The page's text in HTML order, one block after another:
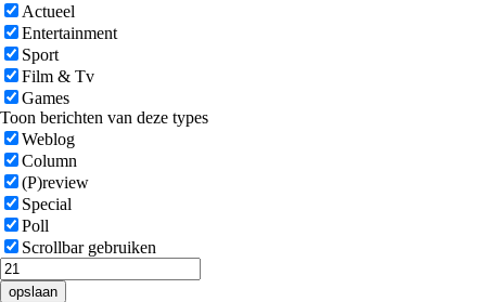
Actueel
Entertainment
Sport
Film & Tv
Games
Toon berichten van deze types
Weblog
Column
(P)review
Special
Poll
Scrollbar gebruiken
opslaan